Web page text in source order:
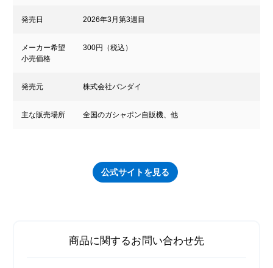
発売日 2026年3月第3週目
メーカー希望
小売価格
300円（税込）
発売元 株式会社バンダイ
主な販売場所 全国のガシャポン自販機、他
公式サイトを見る
商品に関するお問い合わせ先